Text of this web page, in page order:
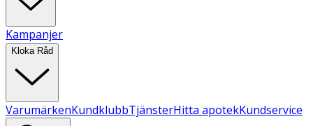
Kampanjer
Kloka Råd
VarumärkenKundklubbTjänsterHitta apotekKundservice